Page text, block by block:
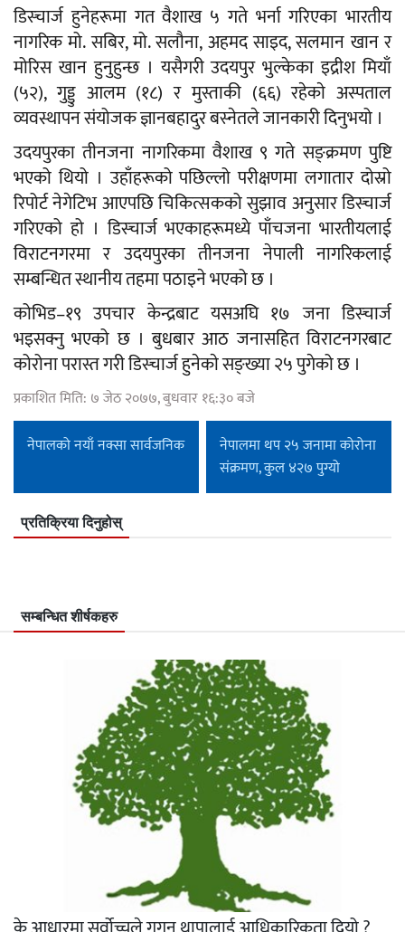
डिस्चार्ज हुनेहरूमा गत वैशाख ५ गते भर्ना गरिएका भारतीय
नागरिक मो. सबिर, मो. सलौना, अहमद साइद, सलमान खान र
मोरिस खान हुनुहुन्छ । यसैगरी उदयपुर भुल्केका इद्रीश मियाँ
(५२), गुड्डु आलम (१८) र मुस्ताकी (६६) रहेकाे अस्पताल
व्यवस्थापन संयोजक ज्ञानबहादुर बस्नेतले जानकारी दिनुभयो ।
उदयपुरका तीनजना नागरिकमा वैशाख ९ गते सङ्क्रमण पुष्टि
भएको थियो । उहाँहरूको पछिल्लो परीक्षणमा लगातार दोस्रो
रिपोर्ट नेगेटिभ आएपछि चिकित्सकको सुझाव अनुसार डिस्चार्ज
गरिएको हो । डिस्चार्ज भएकाहरूमध्ये पाँचजना भारतीयलाई
विराटनगरमा र उदयपुरका तीनजना नेपाली नागरिकलाई
सम्बन्धित स्थानीय तहमा पठाइने भएको छ ।
कोभिड–१९ उपचार केन्द्रबाट यसअघि १७ जना डिस्चार्ज
भइसक्नु भएको छ । बुधबार आठ जनासहित विराटनगरबाट
कोरोना परास्त गरी डिस्चार्ज हुनेकाे सङ्ख्या २५ पुगेको छ ।
प्रकाशित मिति: ७ जेठ २०७७, बुधवार १६:३० बजे
नेपालको नयाँ नक्सा सार्वजनिक
नेपालमा थप २५ जनामा कोरोना
संक्रमण, कुल ४२७ पुग्यो
प्रतिक्रिया दिनुहोस्
सम्बन्धित शीर्षकहरु